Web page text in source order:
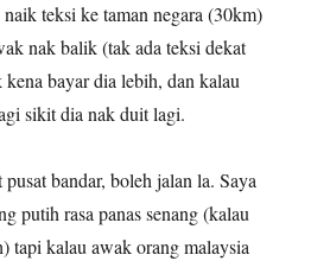
teksi ke taman negara (30km)
nak balik (tak ada teksi dekat
bayar dia lebih, dan kalau
sikit dia nak duit lagi.
bandar, boleh jalan la. Saya
putih rasa panas senang (kalau
tapi kalau awak orang malaysia